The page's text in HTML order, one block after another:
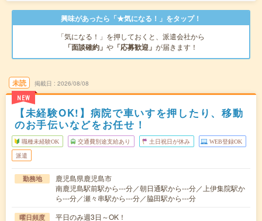
興味があったら「★気になる！」をタップ！
「気になる！」を押しておくと、派遣会社から
「面談確約」 や 「応募歓迎」 が届きます！
未読
NEW
掲載日 2026/08/08
【未経験OK!】病院で車いすを押したり、移動
のお手伝いなどをお任せ！
職種未経験OK 交通費別途支給あり 土日祝日が休み WEB登録OK
派遣
勤務地
鹿児島県鹿児島市
南鹿児島駅前駅から---分／朝日通駅から---分／上伊集院駅か
ら---分／瀬々串駅から---分／脇田駅から---分
曜日頻度 平日のみ週3日～OK！